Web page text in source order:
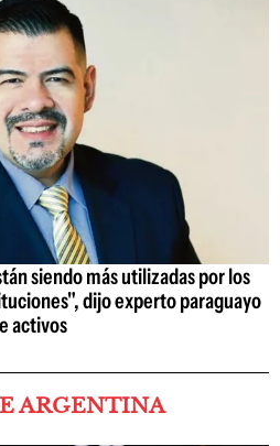
siendo más utilizadas por los
dijo experto paraguayo
activos
ARGENTINA